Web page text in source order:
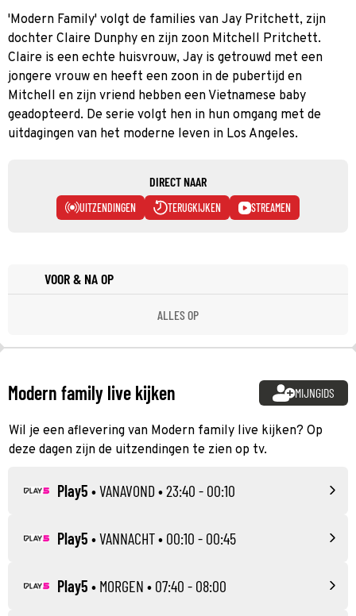
'Modern Family' volgt de families van Jay Pritchett, zijn
dochter Claire Dunphy en zijn zoon Mitchell Pritchett.
Claire is een echte huisvrouw, Jay is getrouwd met een
jongere vrouw en heeft een zoon in de pubertijd en
Mitchell en zijn vriend hebben een Vietnamese baby
geadopteerd. De serie volgt hen in hun omgang met de
uitdagingen van het moderne leven in Los Angeles.
DIRECT NAAR
UITZENDINGEN TERUGKIJKEN STREAMEN
VOOR & NA OP
ALLES OP
Modern family live kijken MIJNGIDS
Wil je een aflevering van Modern family live kijken? Op
deze dagen zijn de uitzendingen te zien op tv.
Play5 •VANAVOND • 23:40 - 00:10
Play5 •VANNACHT• 00:10 - 00:45
Play5 • MORGEN • 07:40 - 08:00